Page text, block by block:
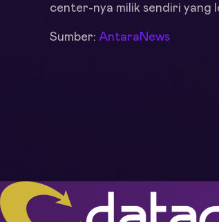
center-nya milik sendiri yang
Sumber: AntaraNews